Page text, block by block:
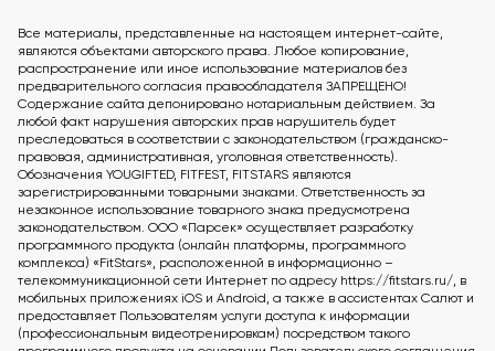
Все материалы, представленные на настоящем интернет-сайте,
являются объектами авторского права. Любое копирование,
распространение или иное использование материалов без
предварительного согласия правообладателя ЗАПРЕЩЕНО!
Содержание сайта депонировано нотариальным действием. За
любой факт нарушения авторских прав нарушитель будет
преследоваться в соответствии с законодательством (гражданско-
правовая, административная, уголовная ответственность).
Обозначения YOUGIFTED, FITFEST, FITSTARS являются
зарегистрированными товарными знаками. Ответственность за
незаконное использование товарного знака предусмотрена
законодательством. ООО «Парсек» осуществляет разработку
программного продукта (онлайн платформы, программного
комплекса) «FitStars», расположенной в информационно –
телекоммуникационной сети Интернет по адресу https://fitstars.ru/, в
мобильных приложениях iOS и Android, а также в ассистентах Салют и
предоставляет Пользователям услуги доступа к информации
(профессиональным видеотренировкам) посредством такого